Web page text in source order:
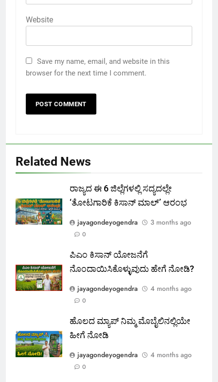
Website
Save my name, email, and website in this
browser for the next time I comment.
Related News
ರಾಜ್ಯದ ಈ 6 ಜಿಲ್ಲೆಗಳಲ್ಲಿ ಸದ್ಯದಲ್ಲೇ
‘ತೋಟಗಾರಿಕೆ ಕಿಸಾನ್ ಮಾಲ್‌’ ಆರಂಭ
jayagondeyogendra
3 months ago
0
ಪಿಎಂ ಕಿಸಾನ್ ಯೋಜನೆಗೆ
ನೊಂದಾಯಿಸಿಕೊಳ್ಳುವುದು ಹೇಗೆ ನೋಡಿ?
jayagondeyogendra
4 months ago
0
ಹೊಲದ ಮ್ಯಾಪ್ ನಿಮ್ಮ ಮೊಬೈಲಿನಲ್ಲಿಯೇ
ಹೀಗೆ ನೋಡಿ
jayagondeyogendra
4 months ago
0